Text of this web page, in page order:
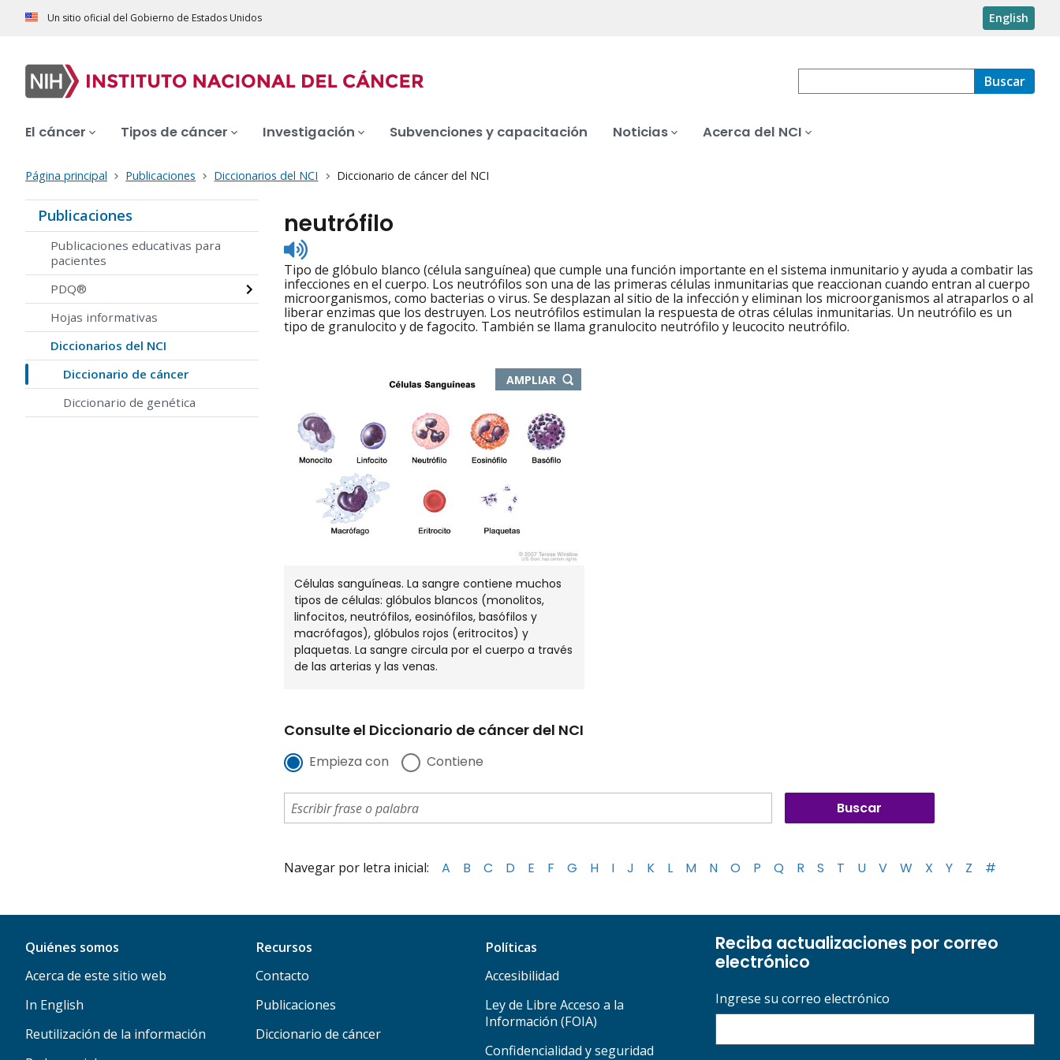
Un sitio oficial del Gobierno de Estados Unidos English
Buscar
El cáncer Tipos de cáncer Investigación Subvenciones y capacitación Noticias Acerca del NCI
Página principal Publicaciones Diccionarios del NCI Diccionario de cáncer del NCI
Publicaciones
Publicaciones educativas para
pacientes
PDQ®
Hojas informativas
Diccionarios del NCI
Diccionario de cáncer
Diccionario de genética
neutrófilo
Listen
to
pronunciation
Tipo de glóbulo blanco (célula sanguínea) que cumple una función importante en el sistema inmunitario y ayuda a combatir las
infecciones en el cuerpo. Los neutrófilos son una de las primeras células inmunitarias que reaccionan cuando entran al cuerpo
microorganismos, como bacterias o virus. Se desplazan al sitio de la infección y eliminan los microorganismos al atraparlos o al
liberar enzimas que los destruyen. Los neutrófilos estimulan la respuesta de otras células inmunitarias. Un neutrófilo es un
tipo de granulocito y de fagocito. También se llama granulocito neutrófilo y leucocito neutrófilo.
AMPLIAR
ABRE
NUEVA
VENTANA
Células sanguíneas. La sangre contiene muchos
tipos de células: glóbulos blancos (monolitos,
linfocitos, neutrófilos, eosinófilos, basófilos y
macrófagos), glóbulos rojos (eritrocitos) y
plaquetas. La sangre circula por el cuerpo a través
de las arterias y las venas.
Consulte el Diccionario de cáncer del NCI
Empieza con Contiene
Navegar por letra inicial: A B C D E F G H I J K L M N O P Q R S T U V W X Y Z #
Quiénes somos
Acerca de este sitio web
In English
Reutilización de la información
Recursos
Contacto
Publicaciones
Diccionario de cáncer
Políticas
Accesibilidad
Ley de Libre Acceso a la
Información (FOIA)
Confidencialidad y seguridad
Reciba actualizaciones por correo
electrónico
Ingrese su correo electrónico